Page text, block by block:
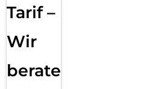
Tarif –
Wir
beraten